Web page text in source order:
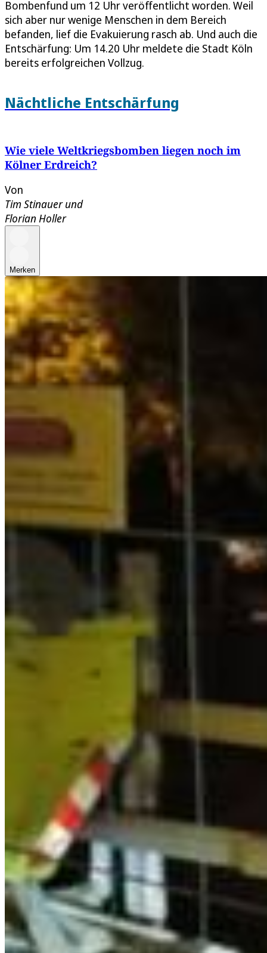
Bombenfund um 12 Uhr veröffentlicht worden. Weil
sich aber nur wenige Menschen in dem Bereich
befanden, lief die Evakuierung rasch ab. Und auch die
Entschärfung: Um 14.20 Uhr meldete die Stadt Köln
bereits erfolgreichen Vollzug.
Nächtliche Entschärfung
Wie viele Weltkriegsbomben liegen noch im
Kölner Erdreich?
Von
Tim Stinauerund
Florian Holler
Merken